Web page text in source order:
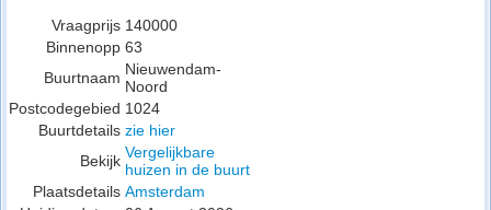
Vraagprijs 140000
Binnenopp 63
Buurtnaam Nieuwendam-
Noord
Postcodegebied 1024
Buurtdetails zie hier
Bekijk Vergelijkbare
huizen in de buurt
Plaatsdetails Amsterdam